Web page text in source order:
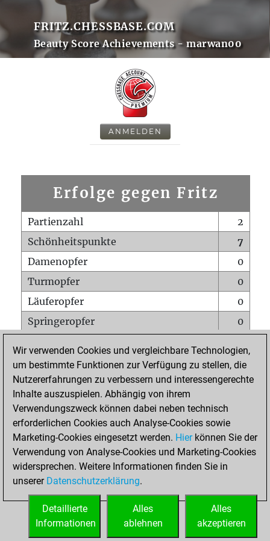
FRITZ.CHESSBASE.COM
Beauty Score Achievements - marwan00
ANMELDEN
Erfolge gegen Fritz
Partienzahl
2
Schönheitspunkte
7
Damenopfer
0
Turmopfer
0
Läuferopfer
0
Springeropfer
0
Matt auf vollem Brett
0
Bauer setzt Matt
0
Erstickte Matts
Unterverwandlungen
Türme auf der siebten
0
STARTSEITE
Wir verwenden Cookies und vergleichbare Technologien,
um bestimmte Funktionen zur Verfügung zu stellen, die
Nutzererfahrungen zu verbessern und interessengerechte
Inhalte auszuspielen. Abhängig von ihrem
Verwendungszweck können dabei neben technisch
erforderlichen Cookies auch Analyse-Cookies sowie
Marketing-Cookies eingesetzt werden. Hierkönnen Sie der
Verwendung von Analyse-Cookies und Marketing-Cookies
widersprechen. Weitere Informationen finden Sie in
unserer Datenschutzerklärung.
Alles
akzeptieren
Alles
ablehnen
Detaillierte
Informationen